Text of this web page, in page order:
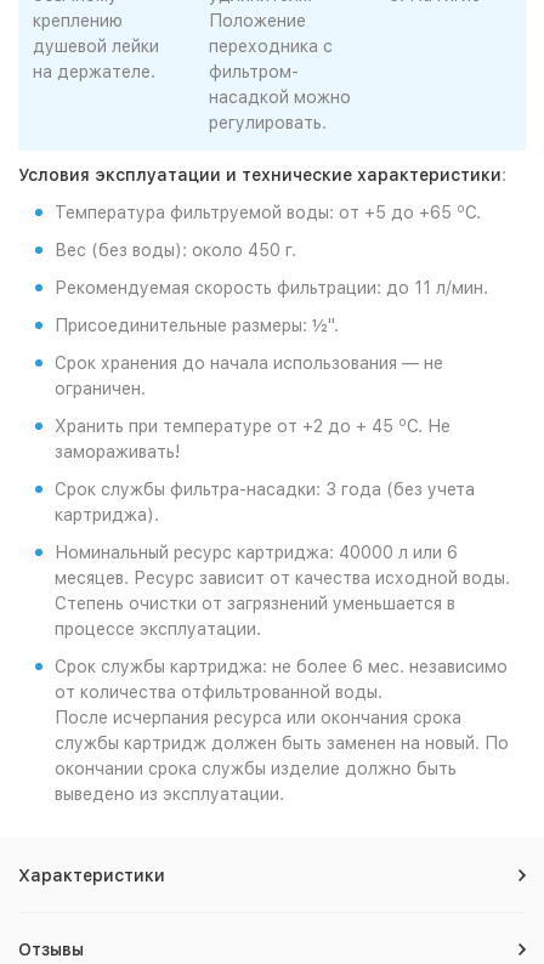
креплению
душевой лейки
на держателе.
Положение
переходника с
фильтром-
насадкой можно
регулировать.
Условия эксплуатации и технические характеристики:
Температура фильтруемой воды: от +5 до +65 оС.
Вес (без воды): около 450 г.
Рекомендуемая скорость фильтрации: до 11 л/мин.
Присоединительные размеры: ½".
Срок хранения до начала использования — не
ограничен.
Хранить при температуре от +2 до + 45 оС. Не
замораживать!
Срок службы фильтра-насадки: 3 года (без учета
картриджа).
Номинальный ресурс картриджа: 40000 л или 6
месяцев. Ресурс зависит от качества исходной воды.
Степень очистки от загрязнений уменьшается в
процессе эксплуатации.
Срок службы картриджа: не более 6 мес. независимо
от количества отфильтрованной воды.
После исчерпания ресурса или окончания срока
службы картридж должен быть заменен на новый. По
окончании срока службы изделие должно быть
выведено из эксплуатации.
Характеристики
Отзывы